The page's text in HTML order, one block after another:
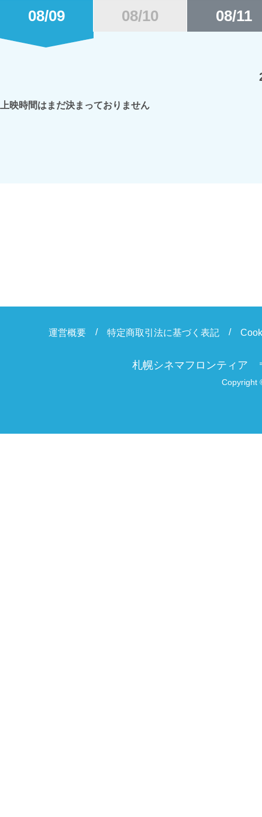
08/09 08/10 08/11
上映時間はまだ決まっておりません
運営概要 特定商取引法に基づく表記
札幌シネマフロンティア
Copyright